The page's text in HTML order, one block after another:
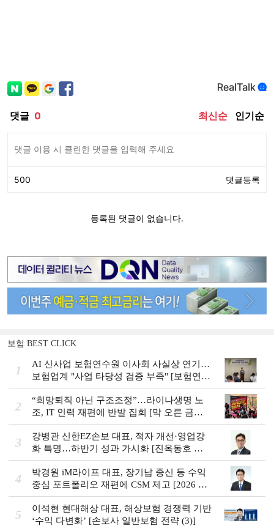
보험 BEST CLICK
1
AI 신사업 보험연수원 이사회 사실상 연기…
보험업계 "사업 타당성 검증 부족" [보험연수
원 AI사업 논란]
2
“희망퇴직 아닌 구조조정”…라이나생명 노
조, IT 인력 재편에 반발 집회 [막 오른 금융
권 하투(夏鬪)]
3
강병관 신한EZ손보 대표, 적자 개선·영업강
화 특명…하반기 성과 가시화 [진옥동호 신
한금융, 부스트업 점검]
4
박경원 iM라이프 대표, 장기납 종신 등 수익
중심 포트폴리오 재편에 CSM 제고 [2026 금
융사 상반기 실적]
5
이석현 현대해상 대표, 해상보험 경쟁력 기반
‘수익 다변화ʼ [손보사 일반보험 전략 (3)]